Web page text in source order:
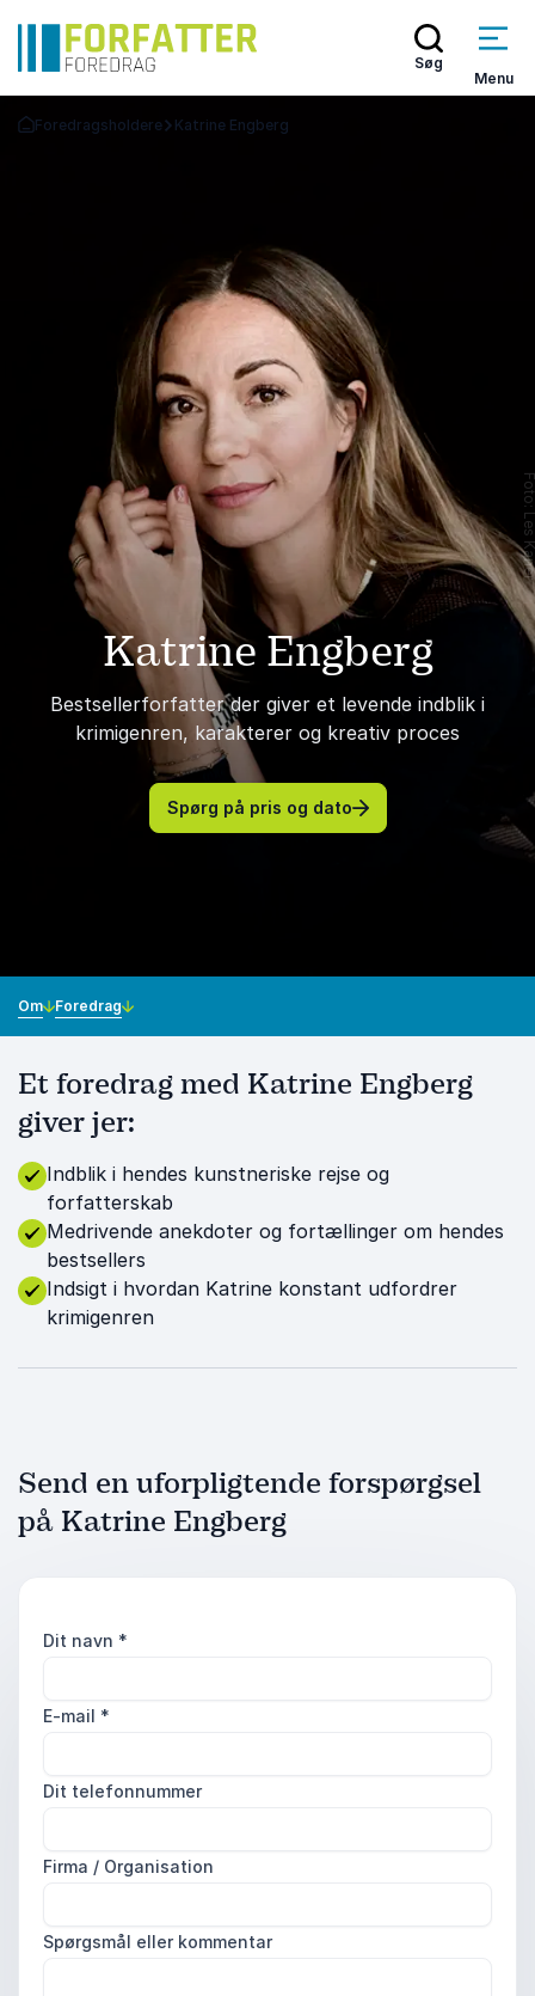
Søg
Menu
Tilbage til forsiden
Foredragsholdere Katrine Engberg
Katrine Engberg
Bestsellerforfatter der giver et levende indblik i
krimigenren, karakterer og kreativ proces
Spørg på pris og dato
Foto:
Om Foredrag
Et foredrag med Katrine Engberg
giver jer:
Indblik i hendes kunstneriske rejse og
forfatterskab
Medrivende anekdoter og fortællinger om hendes
bestsellers
Indsigt i hvordan Katrine konstant udfordrer
krimigenren
Send en uforpligtende forspørgsel
på Katrine Engberg
Dit navn *
E-mail *
Dit telefonnummer
Firma / Organisation
Spørgsmål eller kommentar